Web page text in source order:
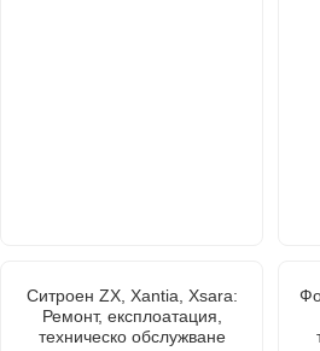
Ситроен ZX, Xantia, Xsara:
Ремонт, експлоатация,
техническо обслужване